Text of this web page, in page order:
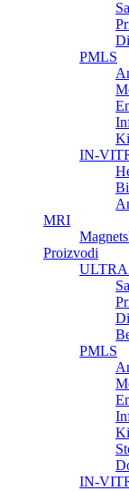
PMLS
IN-
MRI
Proizvodi
PMLS
IN-